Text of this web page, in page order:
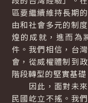
區要繼續維持長期
由和社會多元的制
煌的成就，進而為
件。我們相信，台
會，從威權體制到
階段轉型的堅實基
因此，面對未來
民國屹立不搖。我